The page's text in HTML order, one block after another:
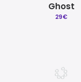
Ghost
29€